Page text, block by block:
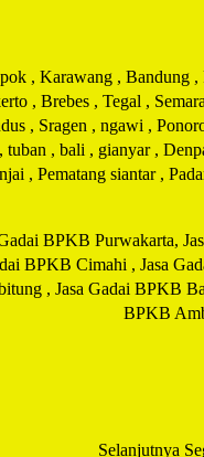
, Karawang , Bandung
, Brebes , Tegal ,
, Sragen , ngawi ,
, bali , gianyar ,
, Pematang siantar ,
BPKB Purwakarta,
BPKB Cimahi , Jasa
, Jasa Gadai BPKB
BPKB
Selanjutnya